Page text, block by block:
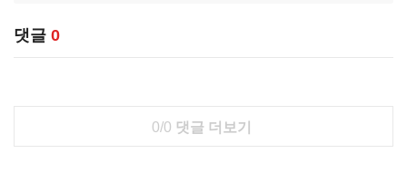
댓글 0
0/0 댓글 더보기